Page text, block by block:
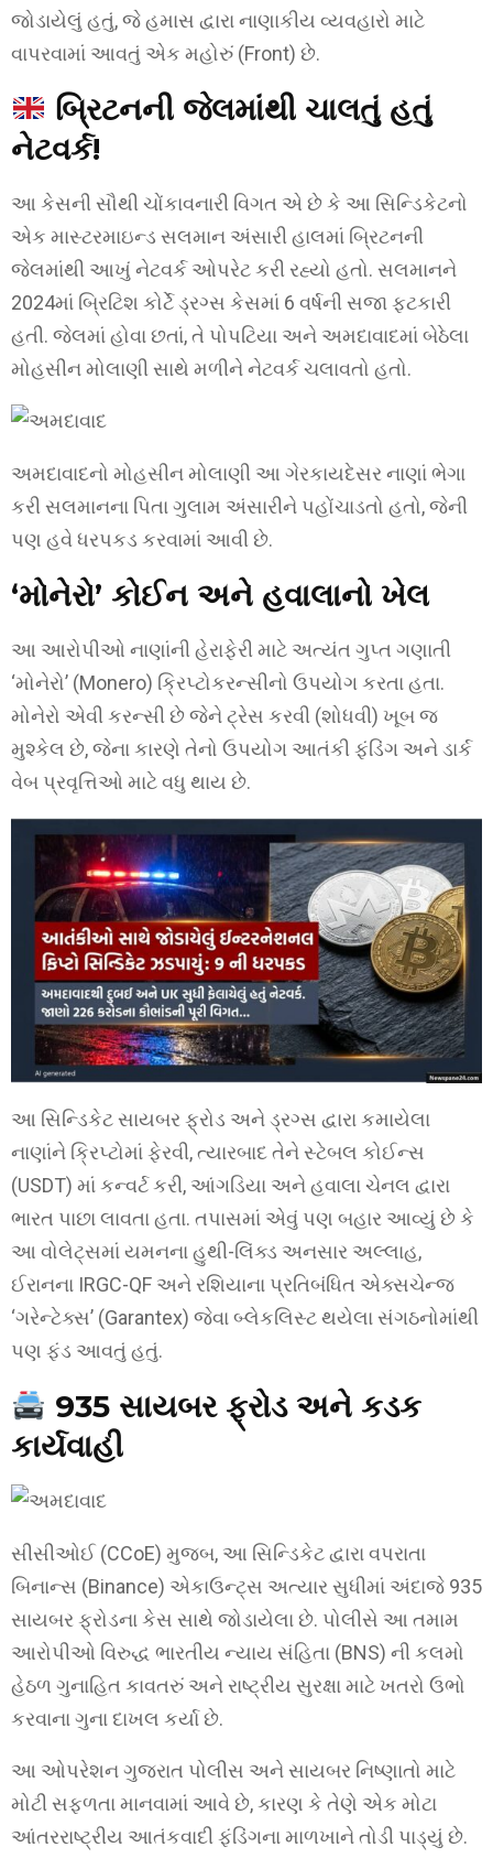
જોડાયેલું હતું, જે હમાસ દ્વારા નાણાકીય વ્યવહારો માટે
વાપરવામાં આવતું એક મહોરું (Front) છે.
બ્રિટનની જેલમાંથી ચાલતું હતું
નેટવર્ક!
આ કેસની સૌથી ચોંકાવનારી વિગત એ છે કે આ સિન્ડિકેટનો
એક માસ્ટરમાઇન્ડ સલમાન અંસારી હાલમાં બ્રિટનની
જેલમાંથી આખું નેટવર્ક ઓપરેટ કરી રહ્યો હતો. સલમાનને
2024માં બ્રિટિશ કોર્ટે ડ્રગ્સ કેસમાં 6 વર્ષની સજા ફટકારી
હતી. જેલમાં હોવા છતાં, તે પોપટિયા અને અમદાવાદમાં બેઠેલા
મોહસીન મોલાણી સાથે મળીને નેટવર્ક ચલાવતો હતો.
અમદાવાદનો મોહસીન મોલાણી આ ગેરકાયદેસર નાણાં ભેગા
કરી સલમાનના પિતા ગુલામ અંસારીને પહોંચાડતો હતો, જેની
પણ હવે ધરપકડ કરવામાં આવી છે.
‘મોનેરો’ કોઈન અને હવાલાનો ખેલ
આ આરોપીઓ નાણાંની હેરાફેરી માટે અત્યંત ગુપ્ત ગણાતી
‘મોનેરો’ (Monero) ક્રિપ્ટોકરન્સીનો ઉપયોગ કરતા હતા.
મોનેરો એવી કરન્સી છે જેને ટ્રેસ કરવી (શોધવી) ખૂબ જ
મુશ્કેલ છે, જેના કારણે તેનો ઉપયોગ આતંકી ફંડિંગ અને ડાર્ક
વેબ પ્રવૃત્તિઓ માટે વધુ થાય છે.
આ સિન્ડિકેટ સાયબર ફ્રોડ અને ડ્રગ્સ દ્વારા કમાયેલા
નાણાંને ક્રિપ્ટોમાં ફેરવી, ત્યારબાદ તેને સ્ટેબલ કોઈન્સ
(USDT) માં કન્વર્ટ કરી, આંગડિયા અને હવાલા ચેનલ દ્વારા
ભારત પાછા લાવતા હતા. તપાસમાં એવું પણ બહાર આવ્યું છે કે
આ વોલેટ્સમાં યમનના હુથી-લિંક્ડ અનસાર અલ્લાહ,
ઈરાનના IRGC-QF અને રશિયાના પ્રતિબંધિત એક્સચેન્જ
‘ગરેન્ટેક્સ’ (Garantex) જેવા બ્લેકલિસ્ટ થયેલા સંગઠનોમાંથી
પણ ફંડ આવતું હતું.
935 સાયબર ફ્રોડ અને કડક
કાર્યવાહી
સીસીઓઈ (CCoE) મુજબ, આ સિન્ડિકેટ દ્વારા વપરાતા
બિનાન્સ (Binance) એકાઉન્ટ્સ અત્યાર સુધીમાં અંદાજે 935
સાયબર ફ્રોડના કેસ સાથે જોડાયેલા છે. પોલીસે આ તમામ
આરોપીઓ વિરુદ્ધ ભારતીય ન્યાય સંહિતા (BNS) ની કલમો
હેઠળ ગુનાહિત કાવતરું અને રાષ્ટ્રીય સુરક્ષા માટે ખતરો ઉભો
કરવાના ગુના દાખલ કર્યા છે.
આ ઓપરેશન ગુજરાત પોલીસ અને સાયબર નિષ્ણાતો માટે
મોટી સફળતા માનવામાં આવે છે, કારણ કે તેણે એક મોટા
આંતરરાષ્ટ્રીય આતંકવાદી ફંડિંગના માળખાને તોડી પાડ્યું છે.